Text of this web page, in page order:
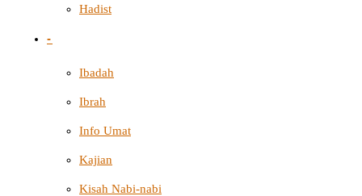
Hadist
-
Ibadah
Ibrah
Info Umat
Kajian
Kisah Nabi-nabi